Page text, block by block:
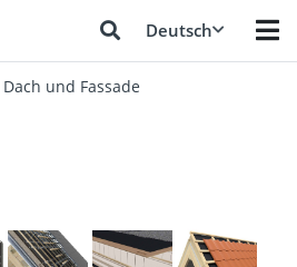
Deutsch
Dach und Fassade